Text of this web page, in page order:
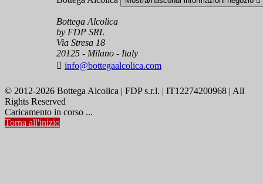
Bottega Alcolica
by FDP SRL
Via Stresa 18
20125 - Milano - Italy
 info@bottegaalcolica.com
© 2012-2026 Bottega Alcolica | FDP s.r.l. | IT12274200968 | All
Rights Reserved
Caricamento in corso ...
Torna all'inizio